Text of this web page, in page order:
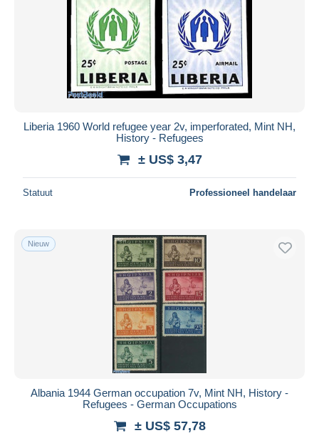
Liberia 1960 World refugee year 2v, imperforated, Mint NH,
History - Refugees
± US$ 3,47
Statuut Professioneel handelaar
Nieuw
Albania 1944 German occupation 7v, Mint NH, History -
Refugees - German Occupations
± US$ 57,78